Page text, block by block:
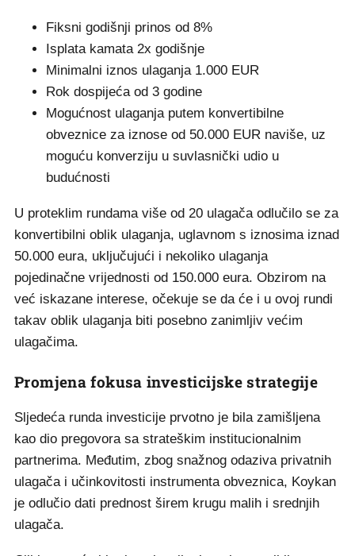
Fiksni godišnji prinos od 8%
Isplata kamata 2x godišnje
Minimalni iznos ulaganja 1.000 EUR
Rok dospijeća od 3 godine
Mogućnost ulaganja putem konvertibilne
obveznice za iznose od 50.000 EUR naviše, uz
moguću konverziju u suvlasnički udio u
budućnosti
U proteklim rundama više od 20 ulagača odlučilo se za
konvertibilni oblik ulaganja, uglavnom s iznosima iznad
50.000 eura, uključujući i nekoliko ulaganja
pojedinačne vrijednosti od 150.000 eura. Obzirom na
već iskazane interese, očekuje se da će i u ovoj rundi
takav oblik ulaganja biti posebno zanimljiv većim
ulagačima.
Promjena fokusa investicijske strategije
Sljedeća runda investicije prvotno je bila zamišljena
kao dio pregovora sa strateškim institucionalnim
partnerima. Međutim, zbog snažnog odaziva privatnih
ulagača i učinkovitosti instrumenta obveznica, Koykan
je odlučio dati prednost širem krugu malih i srednjih
ulagača.